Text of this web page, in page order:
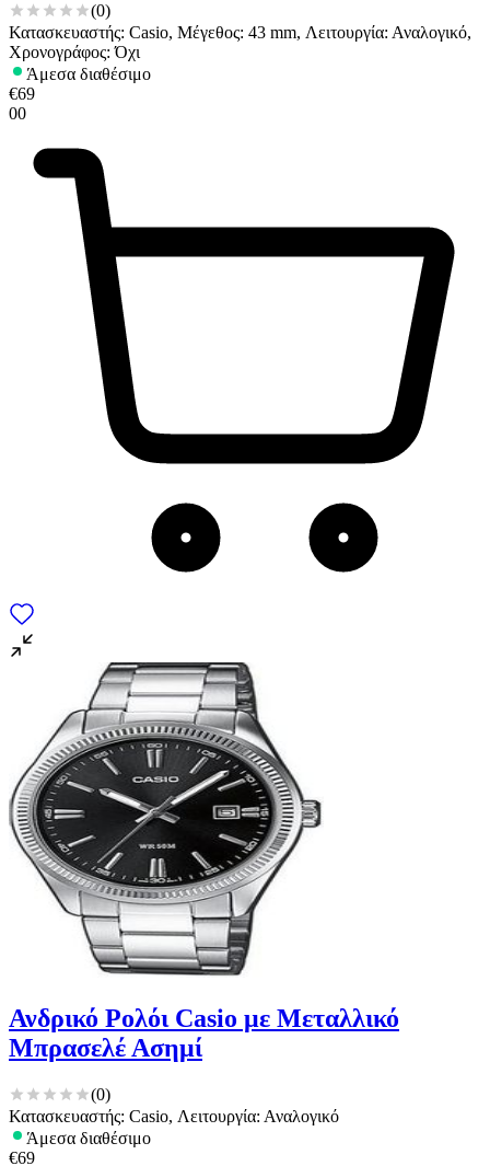
(0)
Κατασκευαστής: Casio, Μέγεθος: 43 mm, Λειτουργία: Αναλογικό,
Χρονογράφος: Όχι
Άμεσα διαθέσιμο
€69
00
Ανδρικό Ρολόι Casio με Μεταλλικό
Μπρασελέ Ασημί
(0)
Κατασκευαστής: Casio, Λειτουργία: Αναλογικό
Άμεσα διαθέσιμο
€69